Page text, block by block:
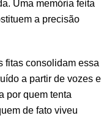
Uma memória feita
a precisão
fitas consolidam essa
a partir de vozes e
por quem tenta
de fato viveu